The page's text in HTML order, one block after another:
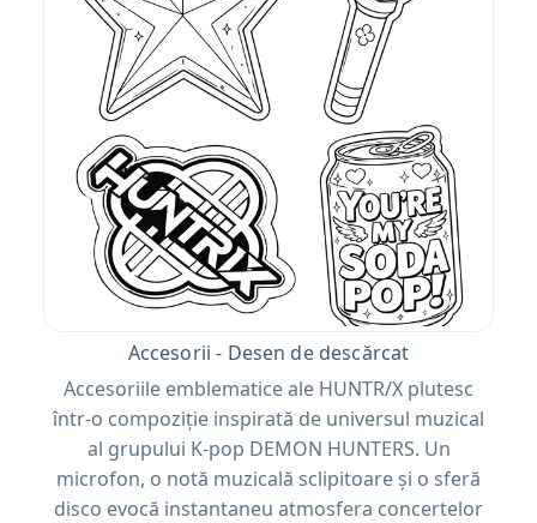
Accesorii - Desen de descărcat
Accesoriile emblematice ale HUNTR/X plutesc
într-o compoziție inspirată de universul muzical
al grupului K-pop DEMON HUNTERS. Un
microfon, o notă muzicală sclipitoare și o sferă
disco evocă instantaneu atmosfera concertelor